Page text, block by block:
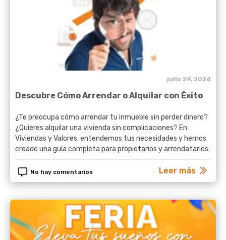
Descubre Cómo Arrendar o Alquilar con Éxito
julio 29, 2024
No hay comentarios
¿Te preocupa cómo arrendar tu inmueble sin perder dinero?
¿Quieres alquilar una vivienda sin complicaciones? En
Viviendas y Valores, entendemos tus necesidades y hemos
creado una guía completa para propietarios y arrendatarios.
Leer más